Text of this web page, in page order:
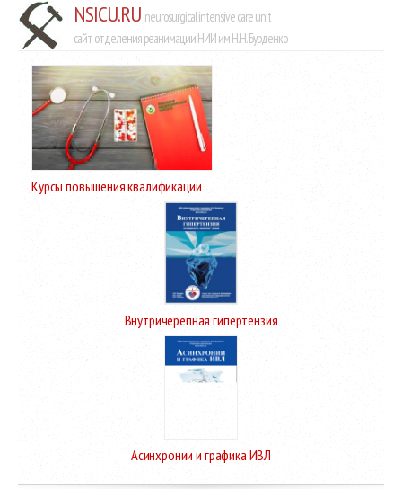
NSICU.RU neurosurgical intensive care unit
сайт отделения реанимации НИИ им Н.Н. Бурденко
Курсы повышения квалификации
Внутричерепная гипертензия
Асинхронии и графика ИВЛ